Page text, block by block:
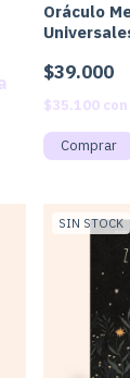
Oráculo
$39.000
$35.100 con
SIN STOCK